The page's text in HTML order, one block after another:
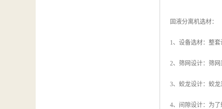
固液分离机选材：
1、设备选材：整
2、筛网设计：筛
3、蛟龙设计：蛟龙
4、间隙设计：为